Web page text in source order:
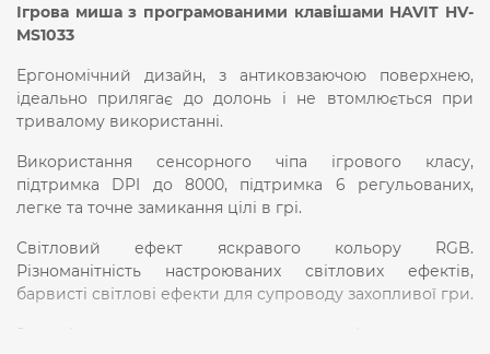
Ігрова миша з програмованими клавішами HAVIT HV-
MS1033
Ергономічний дизайн, з антиковзаючою поверхнею,
ідеально прилягає до долонь і не втомлюється при
тривалому використанні.
Використання сенсорного чіпа ігрового класу,
підтримка DPI до 8000, підтримка 6 регульованих,
легке та точне замикання цілі в грі.
Світловий ефект яскравого кольору RGB.
Різноманітність настроюваних світлових ефектів,
барвисті світлові ефекти для супроводу захопливої гри.
9-клавішне програмування макросів, потужне